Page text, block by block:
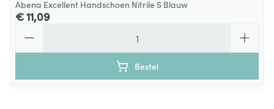
Abena Excellent Handschoen Nitrile S Blauw
€ 11,09
Bestel